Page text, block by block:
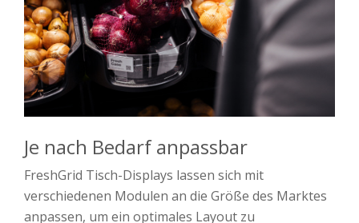
Je nach Bedarf anpassbar
FreshGrid Tisch-Displays lassen sich mit
verschiedenen Modulen an die Größe des Marktes
anpassen, um ein optimales Layout zu